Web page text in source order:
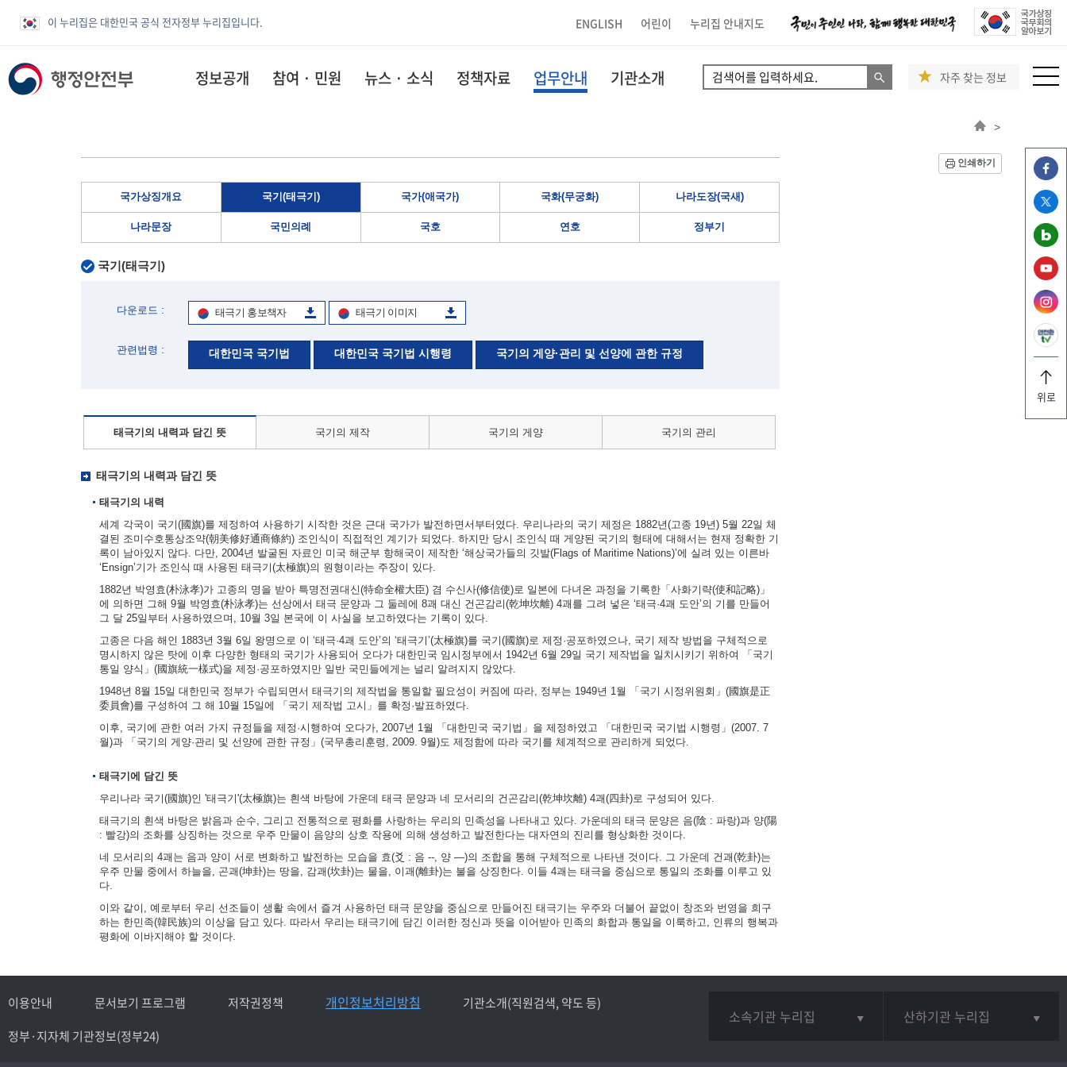
이 누리집은 대한민국 공식 전자정부 누리집입니다. ENGLISH 어린이 누리집 안내지도
위로
정보공개 참여 · 민원 뉴스 · 소식 정책자료 업무안내 기관소개 자주 찾는 정보
>
인쇄하기
국가상징개요 국기(태극기) 국가(애국가) 국화(무궁화) 나라도장(국새)
나라문장 국민의례 국호 연호 정부기
국기(태극기)
다운로드 : 태극기 홍보책자 태극기 이미지
관련법령 : 대한민국 국기법 대한민국 국기법 시행령 국기의 게양·관리 및 선양에 관한 규정
태극기의 내력과 담긴 뜻 국기의 제작 국기의 게양 국기의 관리
태극기의 내력과 담긴 뜻
태극기의 내력
세계 각국이 국기(國旗)를 제정하여 사용하기 시작한 것은 근대 국가가 발전하면서부터였다. 우리나라의 국기 제정은 1882년(고종 19년) 5월 22일 체
결된 조미수호통상조약(朝美修好通商條約) 조인식이 직접적인 계기가 되었다. 하지만 당시 조인식 때 게양된 국기의 형태에 대해서는 현재 정확한 기
록이 남아있지 않다. 다만, 2004년 발굴된 자료인 미국 해군부 항해국이 제작한 ‘해상국가들의 깃발(Flags of Maritime Nations)’에 실려 있는 이른바
‘Ensign’기가 조인식 때 사용된 태극기(太極旗)의 원형이라는 주장이 있다.
1882년 박영효(朴泳孝)가 고종의 명을 받아 특명전권대신(特命全權大臣) 겸 수신사(修信使)로 일본에 다녀온 과정을 기록한「사화기략(使和記略)」
에 의하면 그해 9월 박영효(朴泳孝)는 선상에서 태극 문양과 그 둘레에 8괘 대신 건곤감리(乾坤坎離) 4괘를 그려 넣은 ‘태극·4괘 도안’의 기를 만들어
그 달 25일부터 사용하였으며, 10월 3일 본국에 이 사실을 보고하였다는 기록이 있다.
고종은 다음 해인 1883년 3월 6일 왕명으로 이 ‘태극·4괘 도안’의 ‘태극기’(太極旗)를 국기(國旗)로 제정·공포하였으나, 국기 제작 방법을 구체적으로
명시하지 않은 탓에 이후 다양한 형태의 국기가 사용되어 오다가 대한민국 임시정부에서 1942년 6월 29일 국기 제작법을 일치시키기 위하여 「국기
통일 양식」(國旗統一樣式)을 제정·공포하였지만 일반 국민들에게는 널리 알려지지 않았다.
1948년 8월 15일 대한민국 정부가 수립되면서 태극기의 제작법을 통일할 필요성이 커짐에 따라, 정부는 1949년 1월 「국기 시정위원회」(國旗是正
委員會)를 구성하여 그 해 10월 15일에 「국기 제작법 고시」를 확정·발표하였다.
이후, 국기에 관한 여러 가지 규정들을 제정·시행하여 오다가, 2007년 1월 「대한민국 국기법」을 제정하였고 「대한민국 국기법 시행령」(2007. 7
월)과 「국기의 게양·관리 및 선양에 관한 규정」(국무총리훈령, 2009. 9월)도 제정함에 따라 국기를 체계적으로 관리하게 되었다.
태극기에 담긴 뜻
우리나라 국기(國旗)인 '태극기'(太極旗)는 흰색 바탕에 가운데 태극 문양과 네 모서리의 건곤감리(乾坤坎離) 4괘(四卦)로 구성되어 있다.
태극기의 흰색 바탕은 밝음과 순수, 그리고 전통적으로 평화를 사랑하는 우리의 민족성을 나타내고 있다. 가운데의 태극 문양은 음(陰 : 파랑)과 양(陽
: 빨강)의 조화를 상징하는 것으로 우주 만물이 음양의 상호 작용에 의해 생성하고 발전한다는 대자연의 진리를 형상화한 것이다.
네 모서리의 4괘는 음과 양이 서로 변화하고 발전하는 모습을 효(爻 : 음 --, 양 ―)의 조합을 통해 구체적으로 나타낸 것이다. 그 가운데 건괘(乾卦)는
우주 만물 중에서 하늘을, 곤괘(坤卦)는 땅을, 감괘(坎卦)는 물을, 이괘(離卦)는 불을 상징한다. 이들 4괘는 태극을 중심으로 통일의 조화를 이루고 있
다.
이와 같이, 예로부터 우리 선조들이 생활 속에서 즐겨 사용하던 태극 문양을 중심으로 만들어진 태극기는 우주와 더불어 끝없이 창조와 번영을 희구
하는 한민족(韓民族)의 이상을 담고 있다. 따라서 우리는 태극기에 담긴 이러한 정신과 뜻을 이어받아 민족의 화합과 통일을 이룩하고, 인류의 행복과
평화에 이바지해야 할 것이다.
이용안내 문서보기 프로그램 저작권정책 개인정보처리방침
기관소개(직원검색, 약도 등)
정부·지자체 기관정보(정부24)
소속기관 누리집 산하기관 누리집